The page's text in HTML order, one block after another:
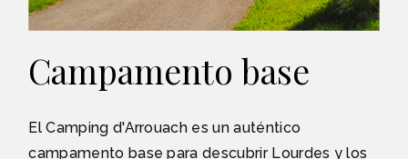
Campamento base
El Camping d'Arrouach es un auténtico
campamento base para descubrir Lourdes y los